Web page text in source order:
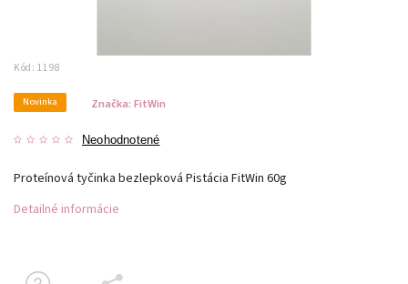
Kód: 1198
Novinka
Neohodnotené
Značka: FitWin
Proteínová tyčinka bezlepková Pistácia FitWin 60g
Detailné informácie